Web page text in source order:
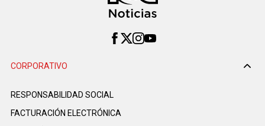
CORPORATIVO
RESPONSABILIDAD SOCIAL
FACTURACIÓN ELECTRÓNICA